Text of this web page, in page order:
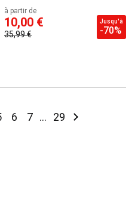
à partir de
10,00 €
35,99 €
Jusqu'à
-70%
currently reading page
Page
6 Page
7 ... Page
29 Page
Suivant